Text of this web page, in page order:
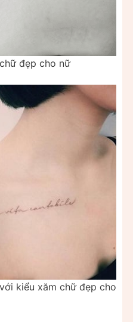
đẹp cho nữ
kiểu xăm chữ đẹp cho